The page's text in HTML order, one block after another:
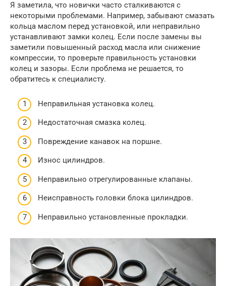
Я заметила, что новички часто сталкиваются с
некоторыми проблемами. Например, забывают смазать
кольца маслом перед установкой, или неправильно
устанавливают замки колец. Если после замены вы
заметили повышенный расход масла или снижение
компрессии, то проверьте правильность установки
колец и зазоры. Если проблема не решается, то
обратитесь к специалисту.
Неправильная установка колец.
Недостаточная смазка колец.
Повреждение канавок на поршне.
Износ цилиндров.
Неправильно отрегулированные клапаны.
Неисправность головки блока цилиндров.
Неправильно установленные прокладки.